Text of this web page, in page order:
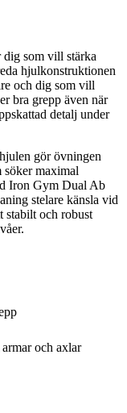
som vill stärka
hjulkonstruktionen
och dig som vill
bra grepp även när
detalj under
gör övningen
söker maximal
Iron Gym Dual Ab
stelare känsla vid
stabilt och robust
och axlar